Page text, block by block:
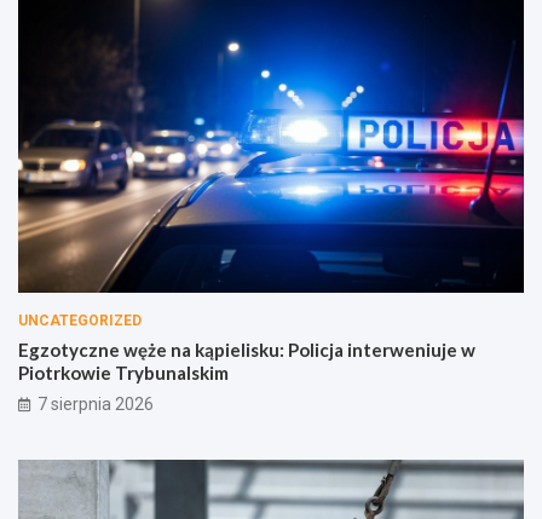
UNCATEGORIZED
Egzotyczne węże na kąpielisku: Policja interweniuje w
Piotrkowie Trybunalskim
7 sierpnia 2026